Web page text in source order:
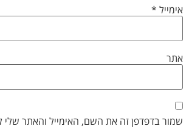
אימייל*
אתר
שמור בדפדפן זה את השם, האימייל והאתר